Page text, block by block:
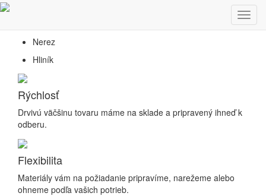
Predaj hutníckeho a nerezového materiálu
Nerez
Hliník
Rýchlosť
Drvivú väčšinu tovaru máme na sklade a pripravený ihneď k
odberu.
Flexibilita
Materiály vám na požiadanie pripravíme, narežeme alebo
ohneme podľa vašich potrieb.